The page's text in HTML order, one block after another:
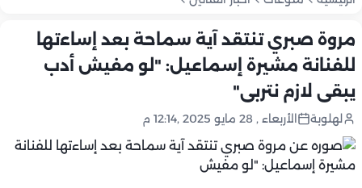
مروة صبري تنتقد آية سماحة بعد إساءتها
للفنانة مشيرة إسماعيل: "لو مفيش أدب
يبقى لازم نتربى"
لهلوبة الأربعاء , 28 مايو 2025 ,12:14 م